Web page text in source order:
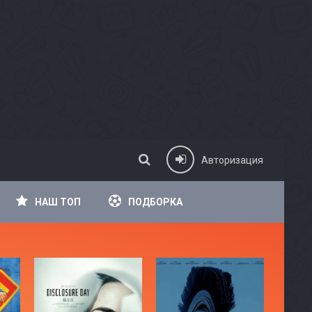
Авторизация
НАШ ТОП ПОДБОРКА